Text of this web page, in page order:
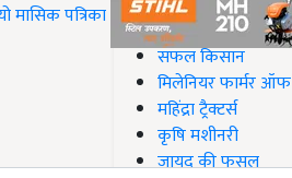
मासिक पत्रिका
#Top on Krishi Jagran
सफल किसान
मिलेनियर फार्मर ऑफ
महिंद्रा ट्रैक्टर्स
कृषि मशीनरी
जायद की फसल